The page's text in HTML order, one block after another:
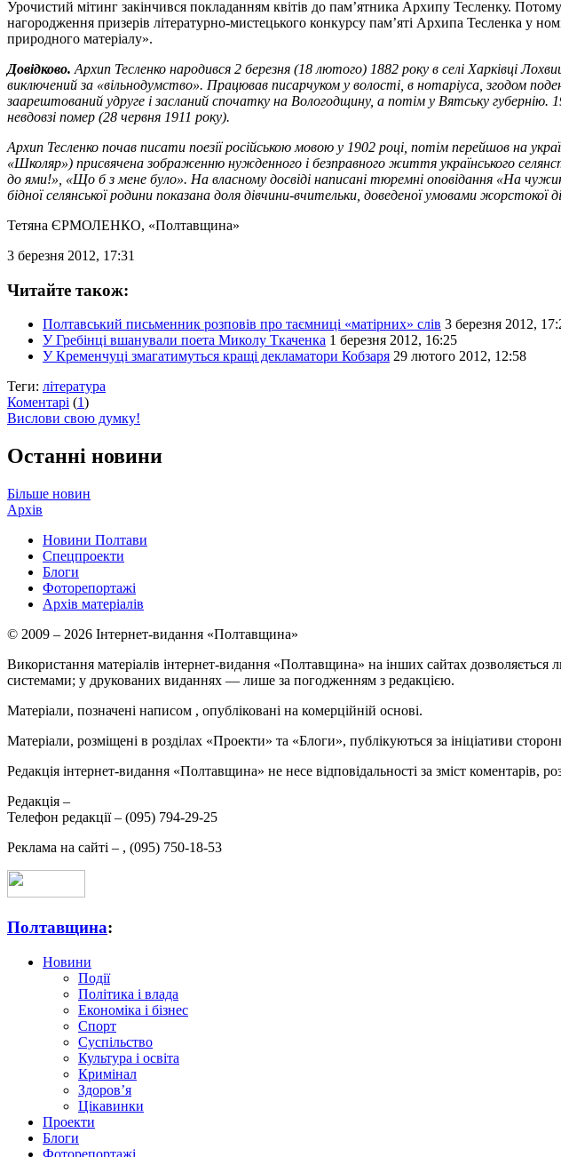
Урочистий мітинг закінчився покладанням квітів до пам’ятника Архипу Тесленку.
нагородження призерів літературно-мистецького конкурсу пам’яті Архипа Тесленка у
природного матеріалу».
Довідково. Архип Тесленко народився 2 березня (18 лютого) 1882 року в селі Харківці
виключений за «вільнодумство». Працював писарчуком у волості, в нотаріуса, згодом
заарештований удруге і засланий спочатку на Вологодщину, а потім у Вятську
невдовзі помер (28 червня 1911 року).
Архип Тесленко почав писати поезії російською мовою у 1902 році, потім перейшов на
«Школяр») присвячена зображенню нужденного і безправного життя українського
до ями!», «Що б з мене було». На власному досвіді написані тюремні оповідання «На
бідної селянської родини показана доля дівчини-вчительки, доведеної умовами жорстокої
Тетяна ЄРМОЛЕНКО, «Полтавщина»
3 березня 2012, 17:31
Читайте також:
Полтавський письменник розповів про таємниці «матірних» слів 3 березня 2012,
У Гребінці вшанували поета Миколу Ткаченка 1 березня 2012, 16:25
У Кременчуці змагатимуться кращі декламатори Кобзаря 29 лютого 2012, 12:58
Теги: література
Коментарі (1)
Вислови свою думку!
Останні новини
Більше новин
Архів
Новини Полтави
Спецпроекти
Блоги
Фоторепортажі
Архів матеріалів
© 2009 – 2026 Інтернет-видання «Полтавщина»
Використання матеріалів інтернет-видання «Полтавщина» на інших сайтах дозволяється
системами; у друкованих виданнях — лише за погодженням з редакцією.
Матеріали, позначені написом , опубліковані на комерційній основі.
Матеріали, розміщені в розділах «Проекти» та «Блоги», публікуються за ініціативи
Редакція інтернет-видання «Полтавщина» не несе відповідальності за зміст коментарів,
Редакція –
Телефон редакції – (095) 794-29-25
Реклама на сайті – , (095) 750-18-53
Полтавщина:
Новини
Події
Політика і влада
Економіка і бізнес
Спорт
Суспільство
Культура і освіта
Кримінал
Здоров’я
Цікавинки
Проекти
Блоги
Фоторепортажі